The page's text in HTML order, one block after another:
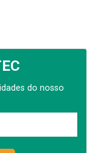
do nosso